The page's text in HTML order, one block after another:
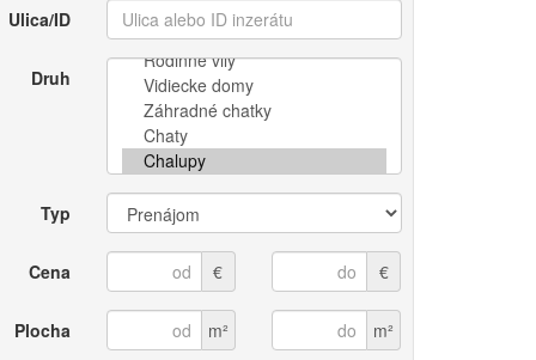
Ulica/ID
Druh
Typ
Cena € €
Plocha m² m²